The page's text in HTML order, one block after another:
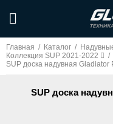
Главная / Каталог /
Коллекция SUP 2021-2022
/
SUP доска надувная Gladiator
SUP доска